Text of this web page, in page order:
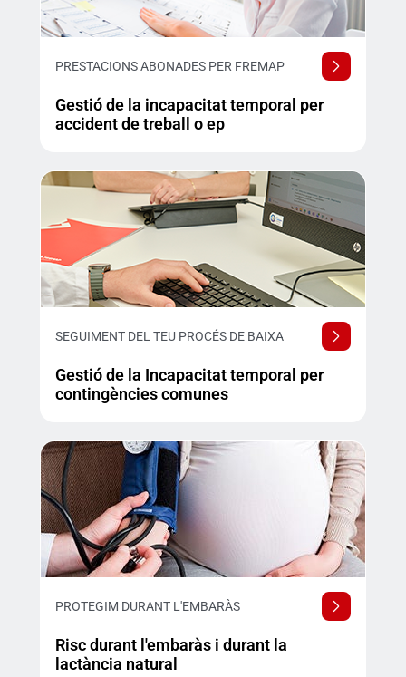
PRESTACIONS ABONADES PER FREMAP
Gestió de la incapacitat temporal per
accident de treball o ep
SEGUIMENT DEL TEU PROCÉS DE BAIXA
Gestió de la Incapacitat temporal per
contingències comunes
PROTEGIM DURANT L'EMBARÀS
Risc durant l'embaràs i durant la
lactància natural